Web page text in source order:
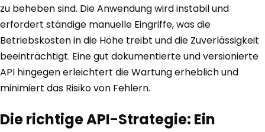
zu beheben sind. Die Anwendung wird instabil und
erfordert ständige manuelle Eingriffe, was die
Betriebskosten in die Höhe treibt und die Zuverlässigkeit
beeinträchtigt. Eine gut dokumentierte und versionierte
API hingegen erleichtert die Wartung erheblich und
minimiert das Risiko von Fehlern.
Die richtige API-Strategie: Ein